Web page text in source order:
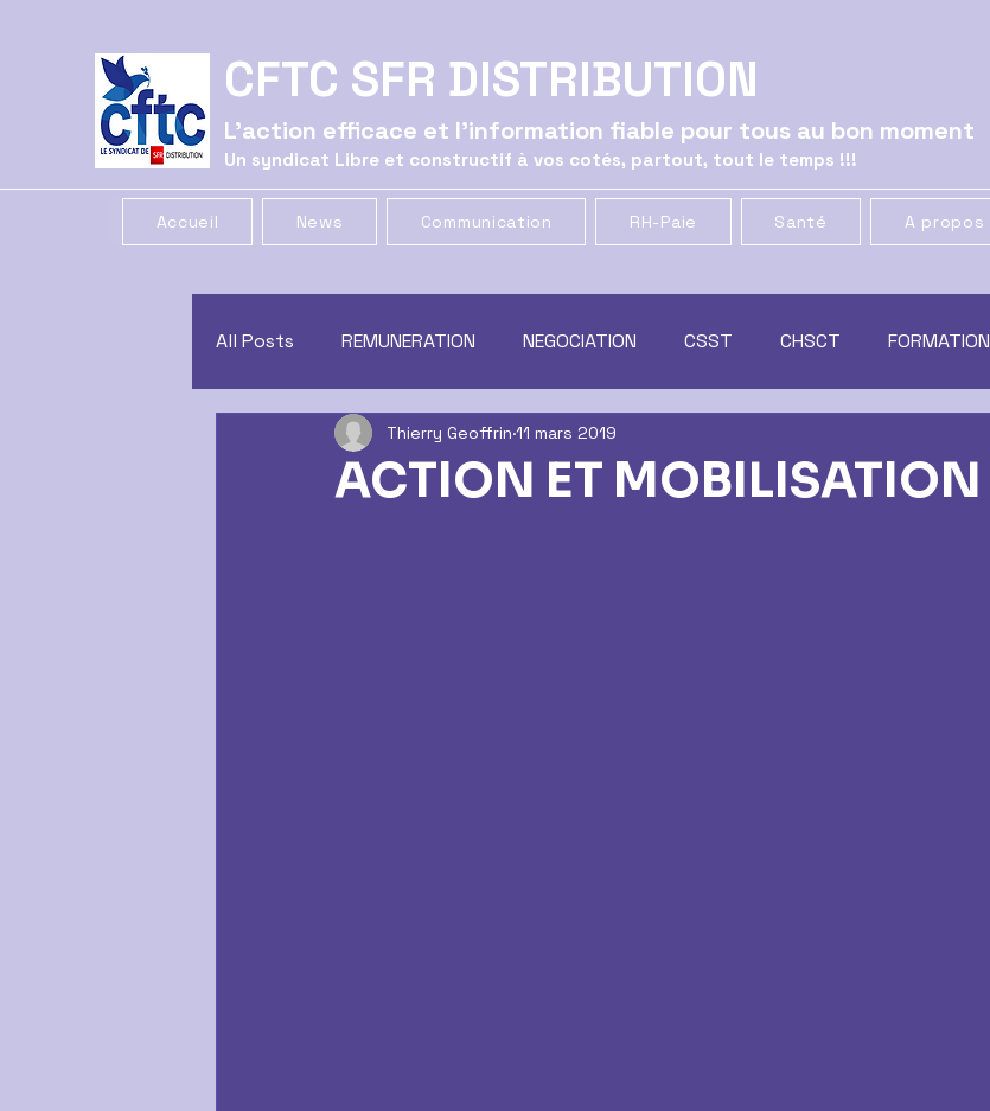
CFTC SFR DISTRIBUTION
L'action efficace et l'information fiable pour tous au bon moment
Un syndicat Libre et constructif à vos cotés, partout, tout le temps !!!
Accueil News Communication RH-Paie Santé A propos
All Posts REMUNERATION NEGOCIATION CSST CHSCT FORMATION
GREVE COMMUNICATION
ACTION ET MOBILISATION
Thierry Geoffrin 11 mars 2019